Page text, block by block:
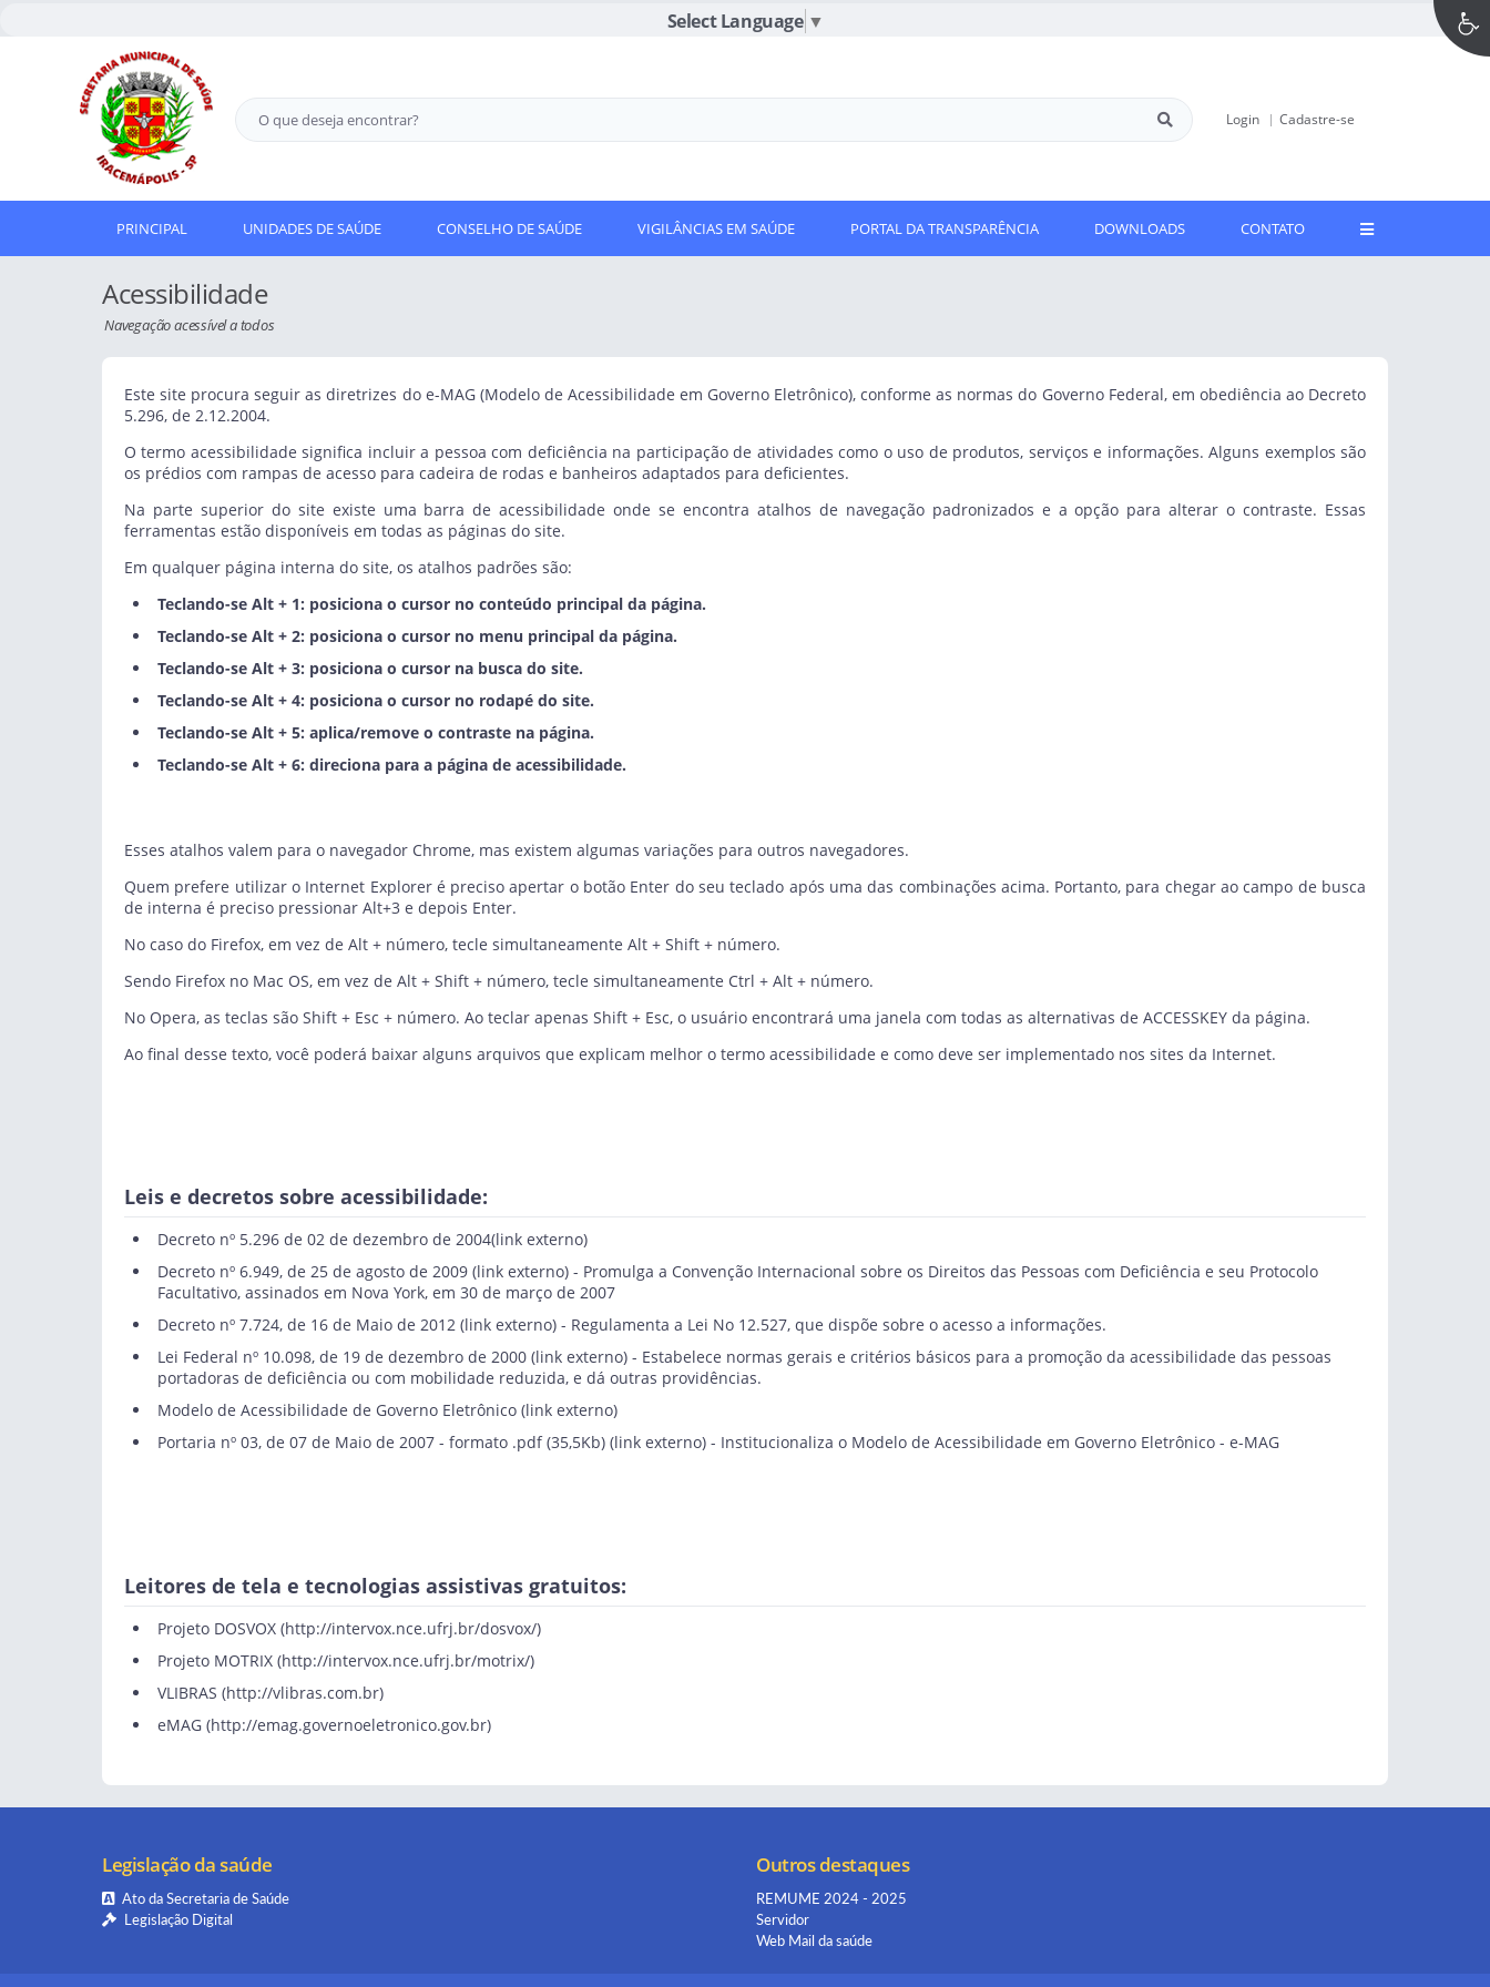
Select Language ▼
Login Cadastre-se
PRINCIPAL UNIDADES DE SAÚDE CONSELHO DE SAÚDE VIGILÂNCIAS EM SAÚDE PORTAL DA TRANSPARÊNCIA DOWNLOADS CONTATO
Acessibilidade
Navegação acessível a todos
Este site procura seguir as diretrizes do e-MAG (Modelo de Acessibilidade em Governo Eletrônico), conforme as normas do Governo Federal, em obediência ao Decreto
5.296, de 2.12.2004.
O termo acessibilidade significa incluir a pessoa com deficiência na participação de atividades como o uso de produtos, serviços e informações. Alguns exemplos são
os prédios com rampas de acesso para cadeira de rodas e banheiros adaptados para deficientes.
Na parte superior do site existe uma barra de acessibilidade onde se encontra atalhos de navegação padronizados e a opção para alterar o contraste. Essas
ferramentas estão disponíveis em todas as páginas do site.
Em qualquer página interna do site, os atalhos padrões são:
Teclando-se Alt + 1: posiciona o cursor no conteúdo principal da página.
Teclando-se Alt + 2: posiciona o cursor no menu principal da página.
Teclando-se Alt + 3: posiciona o cursor na busca do site.
Teclando-se Alt + 4: posiciona o cursor no rodapé do site.
Teclando-se Alt + 5: aplica/remove o contraste na página.
Teclando-se Alt + 6: direciona para a página de acessibilidade.
Esses atalhos valem para o navegador Chrome, mas existem algumas variações para outros navegadores.
Quem prefere utilizar o Internet Explorer é preciso apertar o botão Enter do seu teclado após uma das combinações acima. Portanto, para chegar ao campo de busca
de interna é preciso pressionar Alt+3 e depois Enter.
No caso do Firefox, em vez de Alt + número, tecle simultaneamente Alt + Shift + número.
Sendo Firefox no Mac OS, em vez de Alt + Shift + número, tecle simultaneamente Ctrl + Alt + número.
No Opera, as teclas são Shift + Esc + número. Ao teclar apenas Shift + Esc, o usuário encontrará uma janela com todas as alternativas de ACCESSKEY da página.
Ao final desse texto, você poderá baixar alguns arquivos que explicam melhor o termo acessibilidade e como deve ser implementado nos sites da Internet.
Leis e decretos sobre acessibilidade:
Decreto nº 5.296 de 02 de dezembro de 2004(link externo)
Decreto nº 6.949, de 25 de agosto de 2009 (link externo) - Promulga a Convenção Internacional sobre os Direitos das Pessoas com Deficiência e seu Protocolo
Facultativo, assinados em Nova York, em 30 de março de 2007
Decreto nº 7.724, de 16 de Maio de 2012 (link externo) - Regulamenta a Lei No 12.527, que dispõe sobre o acesso a informações.
Lei Federal nº 10.098, de 19 de dezembro de 2000 (link externo) - Estabelece normas gerais e critérios básicos para a promoção da acessibilidade das pessoas
portadoras de deficiência ou com mobilidade reduzida, e dá outras providências.
Modelo de Acessibilidade de Governo Eletrônico (link externo)
Portaria nº 03, de 07 de Maio de 2007 - formato .pdf (35,5Kb) (link externo) - Institucionaliza o Modelo de Acessibilidade em Governo Eletrônico - e-MAG
Leitores de tela e tecnologias assistivas gratuitos:
Projeto DOSVOX (http://intervox.nce.ufrj.br/dosvox/)
Projeto MOTRIX (http://intervox.nce.ufrj.br/motrix/)
VLIBRAS (http://vlibras.com.br)
eMAG (http://emag.governoeletronico.gov.br)
Legislação da saúde
Ato da Secretaria de Saúde
Legislação Digital
Outros destaques
REMUME 2024 - 2025
Servidor
Web Mail da saúde